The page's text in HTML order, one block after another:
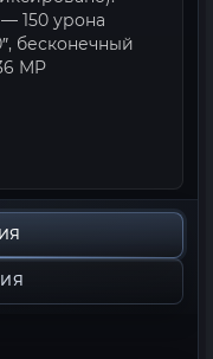
150 урона
бесконечный
MP